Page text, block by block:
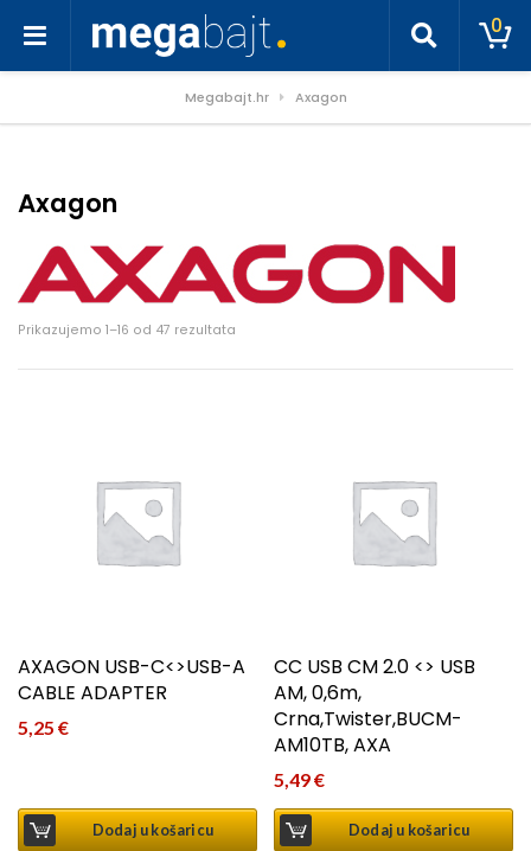
0
Megabajt.hr Axagon
Axagon
Prikazujemo 1–16 od 47 rezultata
AXAGON USB-C<>USB-A
CABLE ADAPTER
5,25 €
Dodaj u košaricu
CC USB CM 2.0 <> USB
AM, 0,6m,
Crna,Twister,BUCM-
AM10TB, AXA
5,49€
Dodaj u košaricu